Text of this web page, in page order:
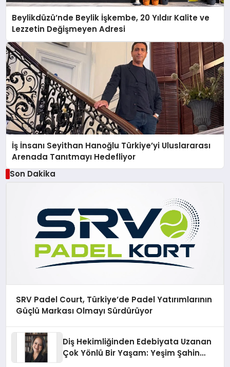
Beylikdüzü’nde Beylik İşkembe, 20 Yıldır Kalite ve
Lezzetin Değişmeyen Adresi
İş İnsanı Seyithan Hanoğlu Türkiye’yi Uluslararası
Arenada Tanıtmayı Hedefliyor
Son Dakika
SRV Padel Court, Türkiye’de Padel Yatırımlarının
Güçlü Markası Olmayı Sürdürüyor
Diş Hekimliğinden Edebiyata Uzanan
Çok Yönlü Bir Yaşam: Yeşim Şahin